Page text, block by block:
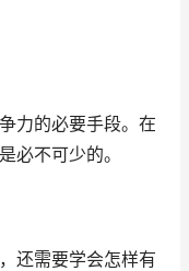
力的必要手段。在
必不可少的。
还需要学会怎样有